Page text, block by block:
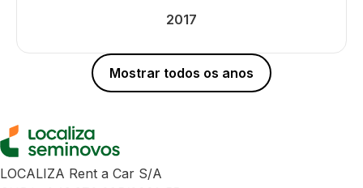
2017
Mostrar todos os anos
LOCALIZA Rent a Car S/A